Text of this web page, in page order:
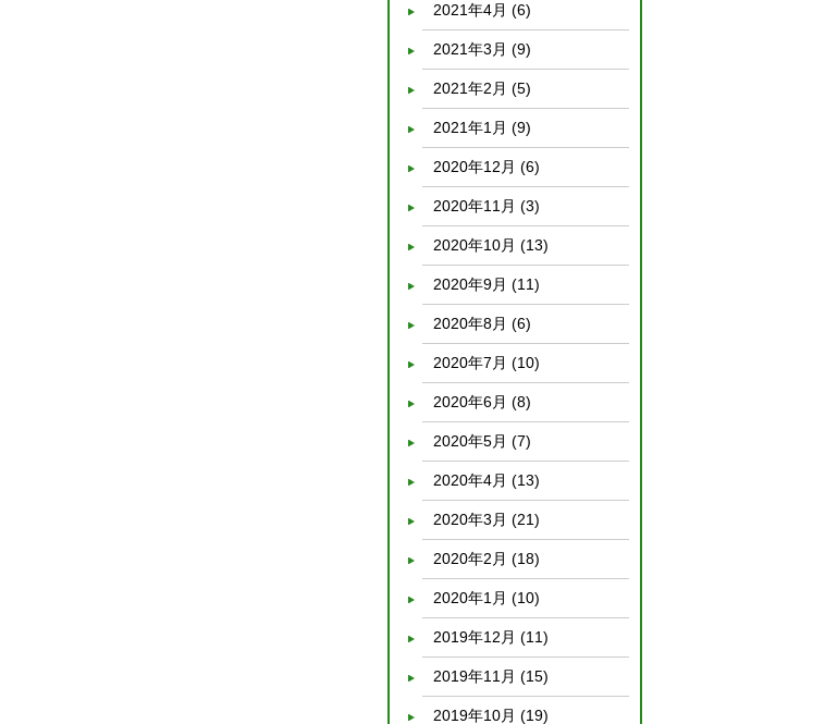
2021年4月 (6)
2021年3月 (9)
2021年2月 (5)
2021年1月 (9)
2020年12月 (6)
2020年11月 (3)
2020年10月 (13)
2020年9月 (11)
2020年8月 (6)
2020年7月 (10)
2020年6月 (8)
2020年5月 (7)
2020年4月 (13)
2020年3月 (21)
2020年2月 (18)
2020年1月 (10)
2019年12月 (11)
2019年11月 (15)
2019年10月 (19)